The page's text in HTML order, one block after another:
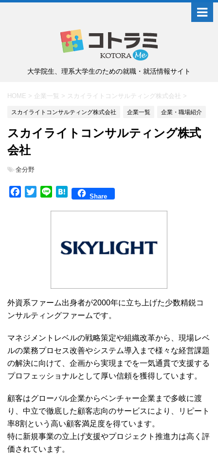
大学院生、理系大学生のための就職・就活情報サイト
HOME > 企業一覧 > スカイライトコンサルティング株式会社 >
スカイライトコンサルティング株式会社 企業一覧 企業・職場紹介
スカイライトコンサルティング株式
会社
-全分野
H
a
Share
外資系ファーム出身者が2000年に立ち上げた少数精鋭コ
ンサルティングファームです。
マネジメントレベルの戦略策定や組織改革から、現場レベ
ルの業務プロセス改善やシステム導入まで様々な経営課題
の解決に向けて、企画から実現までを一気通貫で支援する
プロフェッショナルとして厚い信頼を獲得しています。
顧客はグローバル企業からベンチャー企業まで多岐に渡
り、中立で徹底した顧客志向のサービスにより、リピート
率8割という高い顧客満足度を得ています。
特に新規事業の立上げ支援やプロジェクト推進力は高く評
価されています。